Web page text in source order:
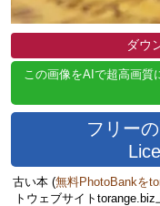
ダウ
この画像をAIで超高画
フリー
古い本 (無料PhotoBankを
トウェブサイト